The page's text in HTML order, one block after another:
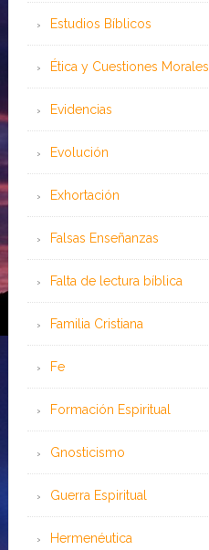
Estudios Bíblicos
Ética y Cuestiones Morales
Evidencias
Evolución
Exhortación
Falsas Enseñanzas
Falta de lectura bíblica
Familia Cristiana
Fe
Formación Espiritual
Gnosticismo
Guerra Espiritual
Hermenéutica